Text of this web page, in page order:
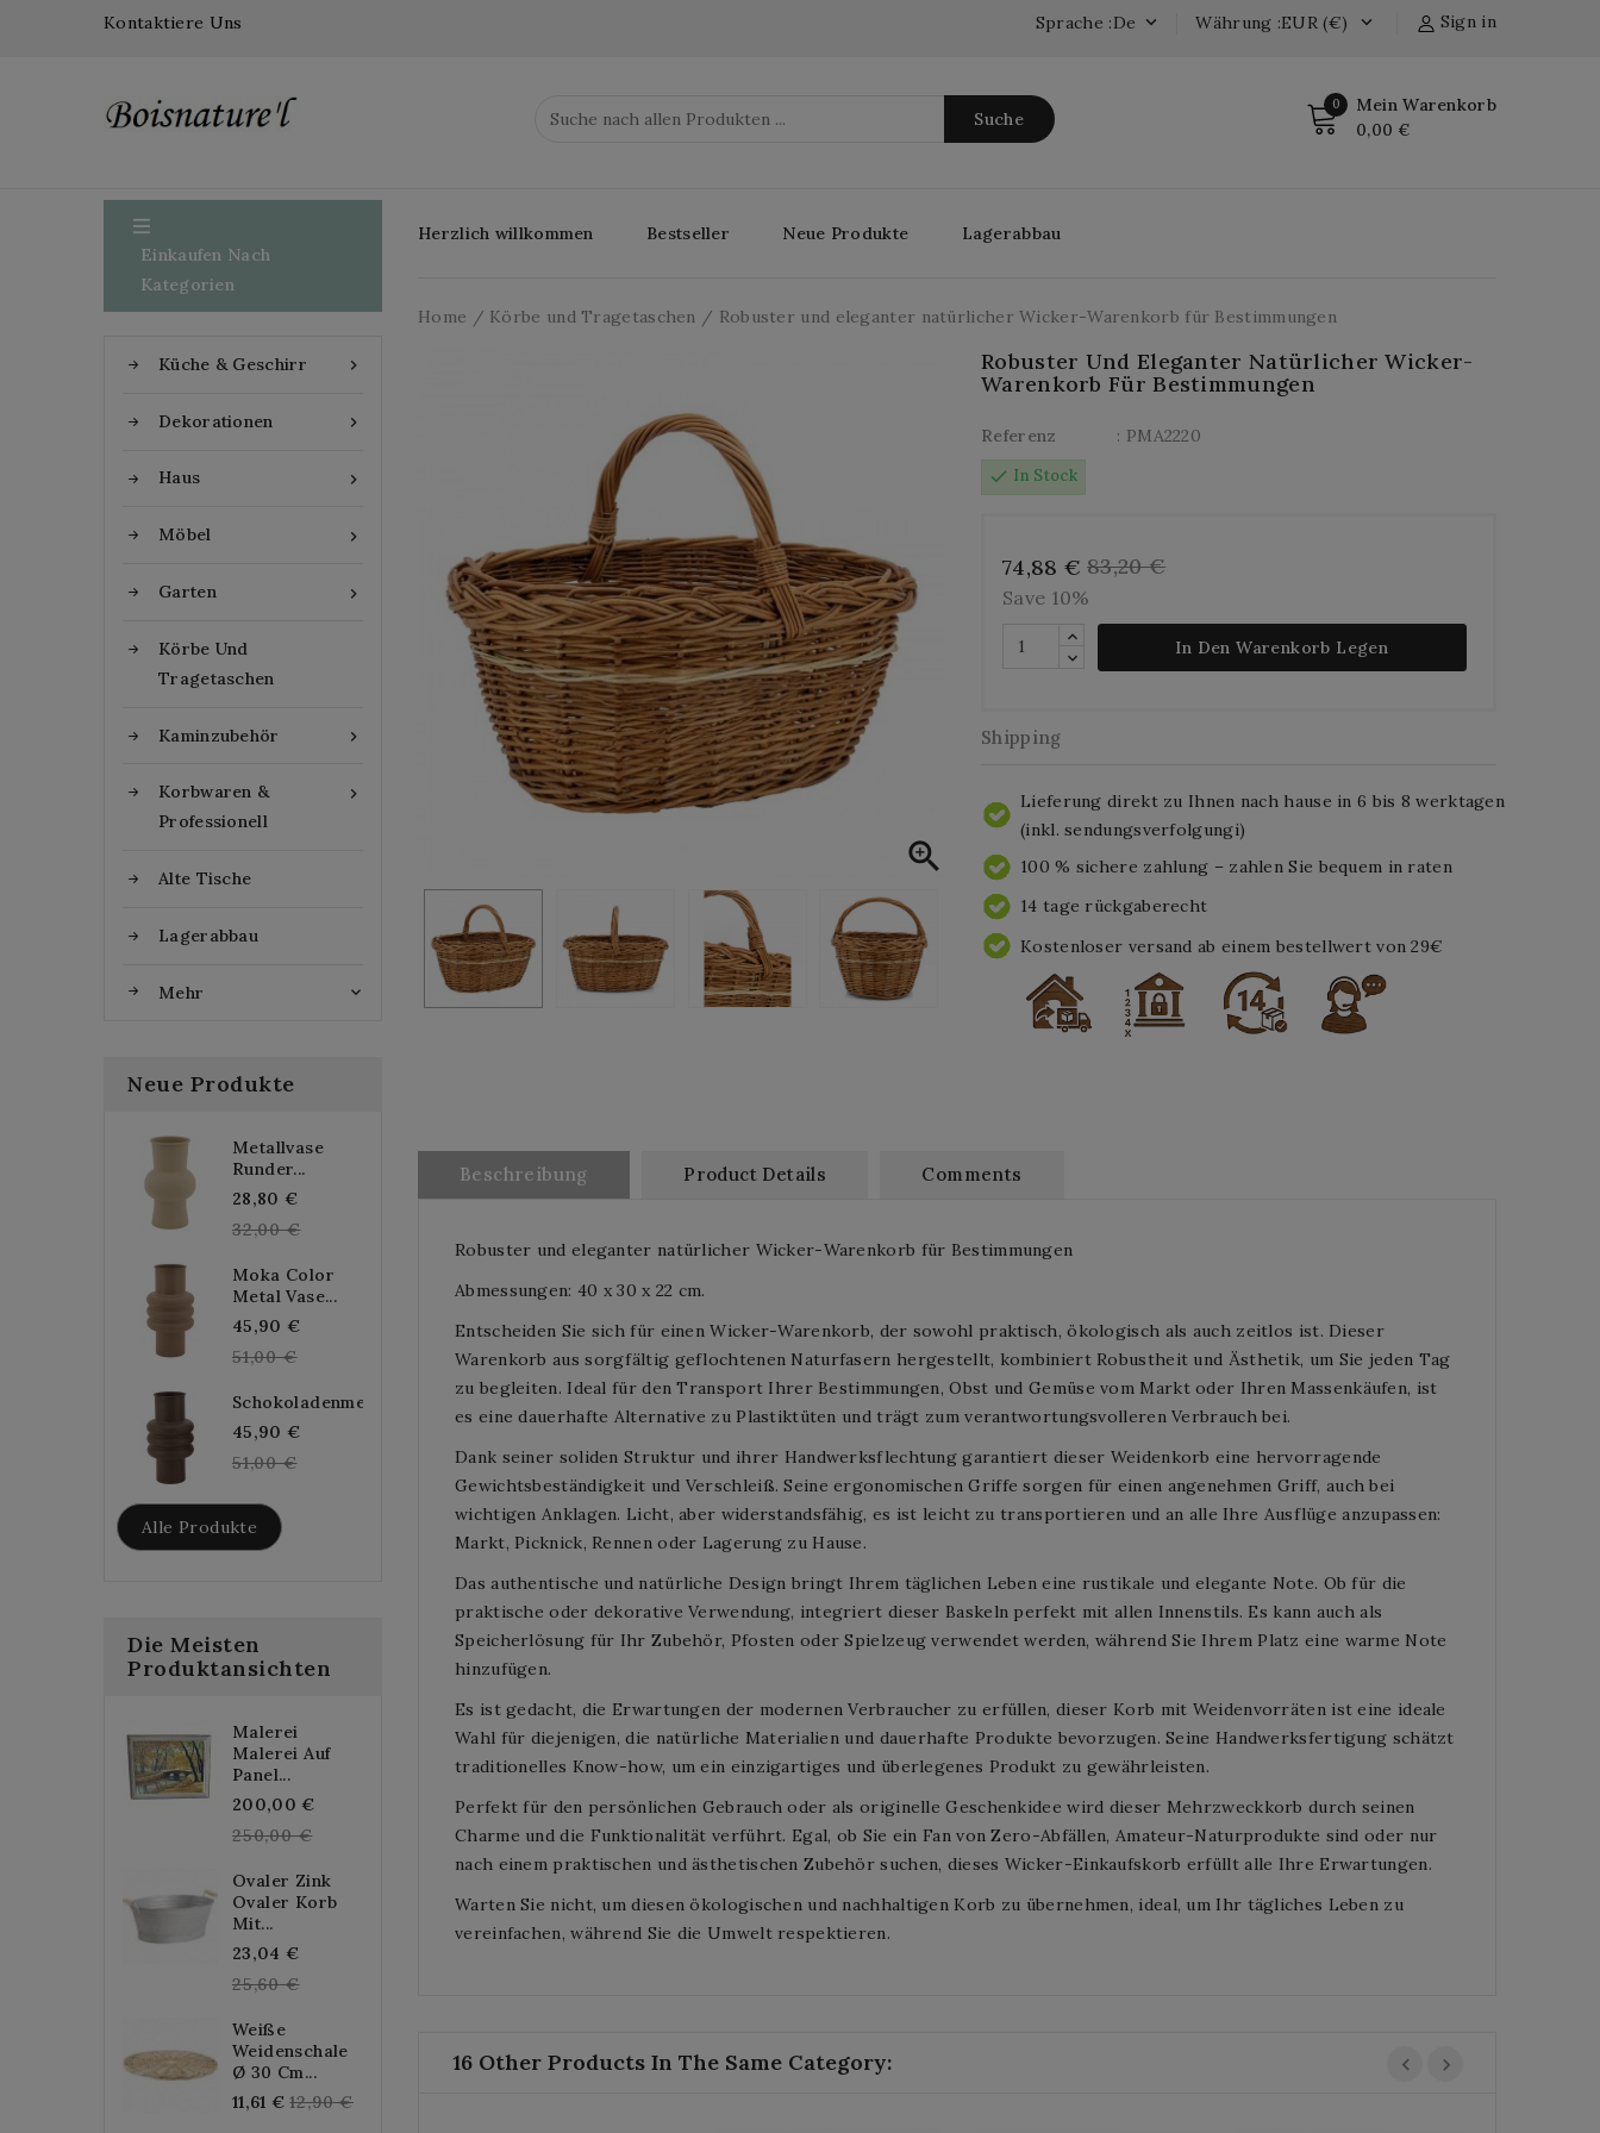
Kontaktiere Uns Sign in
Währung :EUR (€) 
Sprache :de 
Suche
0 Mein Warenkorb
0,00 €

Einkaufen Nach
Kategorien

Küche & Geschirr

Dekorationen

Haus

Möbel

Garten
Körbe Und
Tragetaschen

Kaminzubehör

Korbwaren &
Professionell
Alte Tische
Lagerabbau
Mehr 
Neue Produkte
Metallvase
Runder...
28,80 €
price
32,00 €
Moka Color
Metal Vase...
45,90 €
51,00 €
Schokoladenmetallvase...
45,90 €
51,00 €
Alle Produkte
Die Meisten
Produktansichten
Malerei
Malerei Auf
Panel...
200,00 €
250,00 €
Ovaler Zink
Ovaler Korb
Mit...
23,04 €
price
25,60 €
Weiße
Weidenschale
Ø 30 Cm...
11,61 € Regular
12,90 €
Herzlich willkommen Bestseller Neue Produkte Lagerabbau
Home Körbe und Tragetaschen Robuster und eleganter natürlicher Wicker-Warenkorb für Bestimmungen

Robuster Und Eleganter Natürlicher Wicker-
Warenkorb Für Bestimmungen
Referenz
: PMA2220
check In Stock
74,88 € 83,20 €
Save 10%
In Den Warenkorb Legen
Shipping
Lieferung direkt zu Ihnen nach hause in 6 bis 8 werktagen
(inkl. sendungsverfolgungi)
100 % sichere zahlung – zahlen Sie bequem in raten
14 tage rückgaberecht
Kostenloser versand ab einem bestellwert von 29€
Beschreibung Product Details Comments
Robuster und eleganter natürlicher Wicker-Warenkorb für Bestimmungen
Abmessungen: 40 x 30 x 22 cm.
Entscheiden Sie sich für einen Wicker-Warenkorb, der sowohl praktisch, ökologisch als auch zeitlos ist. Dieser
Warenkorb aus sorgfältig geflochtenen Naturfasern hergestellt, kombiniert Robustheit und Ästhetik, um Sie jeden Tag
zu begleiten. Ideal für den Transport Ihrer Bestimmungen, Obst und Gemüse vom Markt oder Ihren Massenkäufen, ist
es eine dauerhafte Alternative zu Plastiktüten und trägt zum verantwortungsvolleren Verbrauch bei.
Dank seiner soliden Struktur und ihrer Handwerksflechtung garantiert dieser Weidenkorb eine hervorragende
Gewichtsbeständigkeit und Verschleiß. Seine ergonomischen Griffe sorgen für einen angenehmen Griff, auch bei
wichtigen Anklagen. Licht, aber widerstandsfähig, es ist leicht zu transportieren und an alle Ihre Ausflüge anzupassen:
Markt, Picknick, Rennen oder Lagerung zu Hause.
Das authentische und natürliche Design bringt Ihrem täglichen Leben eine rustikale und elegante Note. Ob für die
praktische oder dekorative Verwendung, integriert dieser Baskeln perfekt mit allen Innenstils. Es kann auch als
Speicherlösung für Ihr Zubehör, Pfosten oder Spielzeug verwendet werden, während Sie Ihrem Platz eine warme Note
hinzufügen.
Es ist gedacht, die Erwartungen der modernen Verbraucher zu erfüllen, dieser Korb mit Weidenvorräten ist eine ideale
Wahl für diejenigen, die natürliche Materialien und dauerhafte Produkte bevorzugen. Seine Handwerksfertigung schätzt
traditionelles Know-how, um ein einzigartiges und überlegenes Produkt zu gewährleisten.
Perfekt für den persönlichen Gebrauch oder als originelle Geschenkidee wird dieser Mehrzweckkorb durch seinen
Charme und die Funktionalität verführt. Egal, ob Sie ein Fan von Zero-Abfällen, Amateur-Naturprodukte sind oder nur
nach einem praktischen und ästhetischen Zubehör suchen, dieses Wicker-Einkaufskorb erfüllt alle Ihre Erwartungen.
Warten Sie nicht, um diesen ökologischen und nachhaltigen Korb zu übernehmen, ideal, um Ihr tägliches Leben zu
vereinfachen, während Sie die Umwelt respektieren.
16 Other Products In The Same Category: